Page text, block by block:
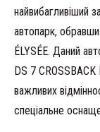
найвибагливіший
автопарк,
ÉLYSÉE. Даний
DS 7
важливих
спеціальне